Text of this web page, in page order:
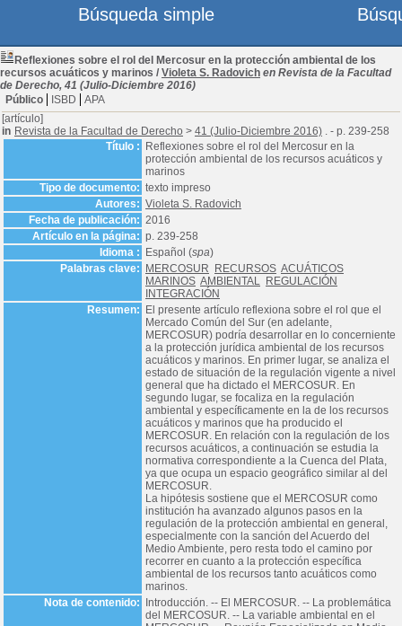
Reflexiones sobre el rol del Mercosur en la protección ambiental de los
recursos acuáticos y marinos / Violeta S. Radovich en Revista de la Facultad
de Derecho, 41 (Julio-Diciembre 2016)
Público
ISBD
APA
[artículo]
in Revista de la Facultad de Derecho > 41 (Julio-Diciembre 2016) . - p. 239-258
Título :
Reflexiones sobre el rol del Mercosur en la
protección ambiental de los recursos acuáticos y
marinos
Tipo de documento: texto impreso
Autores: Violeta S. Radovich
Fecha de publicación: 2016
Artículo en la página: p. 239-258
Idioma :
Español (spa)
Palabras clave:
MERCOSUR RECURSOS ACUÁTICOS
MARINOS AMBIENTAL REGULACIÓN
INTEGRACIÓN
Resumen:
El presente artículo reflexiona sobre el rol que el
Mercado Común del Sur (en adelante,
MERCOSUR) podría desarrollar en lo concerniente
a la protección jurídica ambiental de los recursos
acuáticos y marinos. En primer lugar, se analiza el
estado de situación de la regulación vigente a nivel
general que ha dictado el MERCOSUR. En
segundo lugar, se focaliza en la regulación
ambiental y específicamente en la de los recursos
acuáticos y marinos que ha producido el
MERCOSUR. En relación con la regulación de los
recursos acuáticos, a continuación se estudia la
normativa correspondiente a la Cuenca del Plata,
ya que ocupa un espacio geográfico similar al del
MERCOSUR.
La hipótesis sostiene que el MERCOSUR como
institución ha avanzado algunos pasos en la
regulación de la protección ambiental en general,
especialmente con la sanción del Acuerdo del
Medio Ambiente, pero resta todo el camino por
recorrer en cuanto a la protección específica
ambiental de los recursos tanto acuáticos como
marinos.
Nota de contenido:
Introducción. -- El MERCOSUR. -- La problemática
del MERCOSUR. -- La variable ambiental en el
Búsqueda simple